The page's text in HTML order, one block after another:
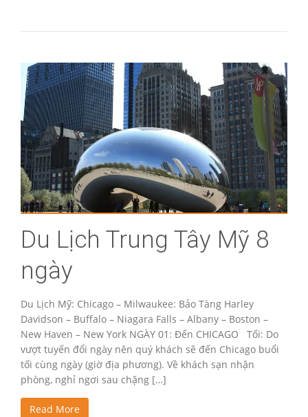
Du Lịch Trung Tây Mỹ 8
ngày
Du Lịch Mỹ: Chicago – Milwaukee: Bảo Tàng Harley
Davidson – Buffalo – Niagara Falls – Albany – Boston –
New Haven – New York NGÀY 01: Đến CHICAGO Tối: Do
vượt tuyến đổi ngày nên quý khách sẽ đến Chicago buổi
tối cùng ngày (giờ địa phương). Về khách sạn nhận
phòng, nghỉ ngơi sau chặng […]
Read More